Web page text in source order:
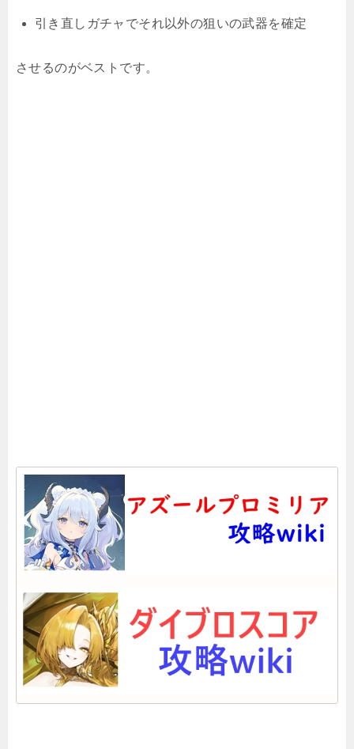
引き直しガチャでそれ以外の狙いの武器を確定
させるのがベストです。